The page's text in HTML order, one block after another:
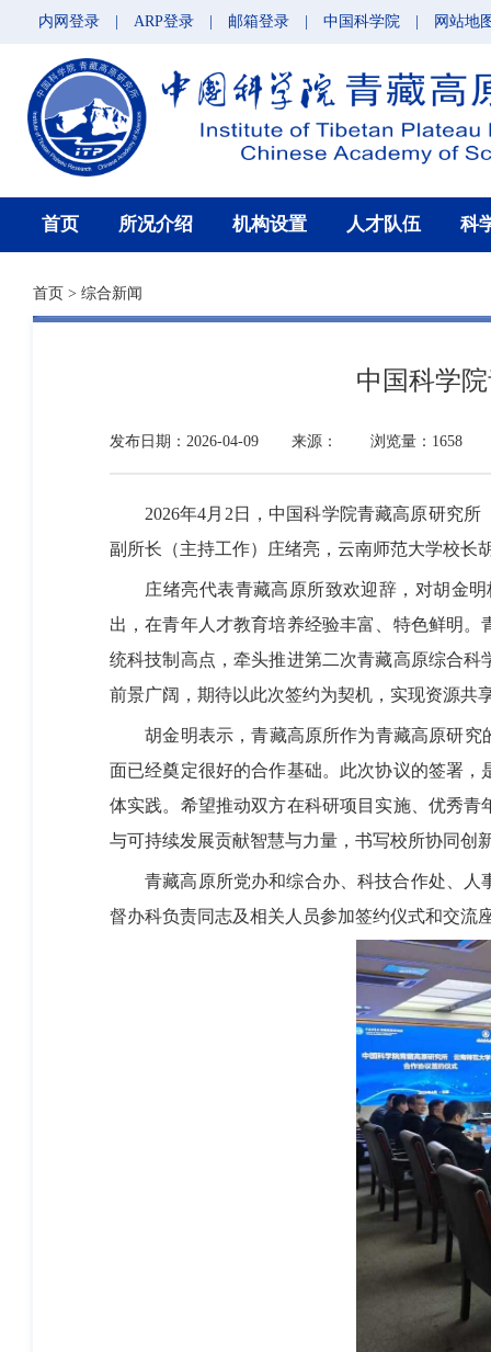
内网登录 ARP登录 邮箱登录 中国科学院 网站地
首页 所况介绍 机构设置 人才队伍 科
首页 > 综合新闻
中国科学
发布日期：2026-04-09 来源： 浏览量：1658
2026年4月2日，中国科学院青藏高原研究所
副所长（主持工作）庄绪亮，云南师范大学校长
庄绪亮代表青藏高原所致欢迎辞，对胡金明
出，在青年人才教育培养经验丰富、特色鲜明
统科技制高点，牵头推进第二次青藏高原综合
前景广阔，期待以此次签约为契机，实现资源共
胡金明表示，青藏高原所作为青藏高原研究
面已经奠定很好的合作基础。此次协议的签署
体实践。希望推动双方在科研项目实施、优秀
与可持续发展贡献智慧与力量，书写校所协同创
青藏高原所党办和综合办、科技合作处、人
督办科负责同志及相关人员参加签约仪式和交流